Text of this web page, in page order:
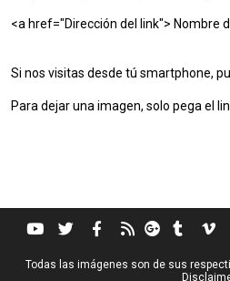
<a href="Dirección del link"> Nombre
Si nos visitas desde tú smartphone,
Para dejar una imagen, solo pega el
Todas las imágenes son de sus